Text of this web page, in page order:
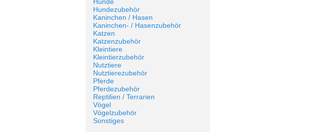
Hundezubehör
Kaninchen / Hasen
Kaninchen- / Hasenzubehör
Katzen
Katzenzubehör
Kleintiere
Kleintierzubehör
Nutztiere
Nutztierezubehör
Pferde
Pferdezubehör
Reptilien / Terrarien
Vögel
Vögelzubehör
Sonstiges